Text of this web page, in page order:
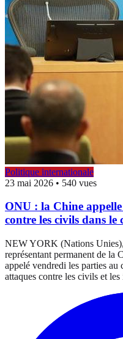
Politique internationale
23 mai 2026 • 540 vues
ONU : la Chine appelle
contre les civils dans
NEW YORK (Nations
représentant permanent de la
appelé vendredi les parties
attaques contre les civils et